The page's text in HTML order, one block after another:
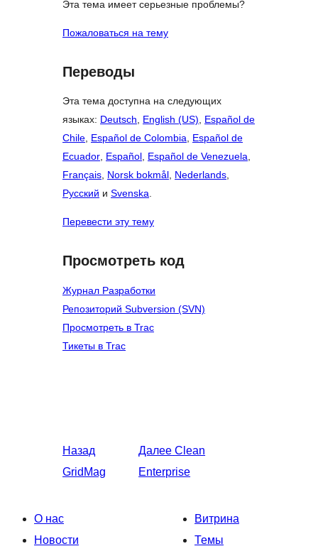
Эта тема имеет серьезные проблемы?
Пожаловаться на тему
Переводы
Эта тема доступна на следующих
языках: Deutsch, English (US), Español de
Chile, Español de Colombia, Español de
Ecuador, Español, Español de Venezuela,
Français, Norsk bokmål, Nederlands,
Русский и Svenska.
Перевести эту тему
Просмотреть код
Журнал Разработки
Репозиторий Subversion (SVN)
Просмотреть в Trac
Тикеты в Trac
Назад
GridMag
Далее Clean
Enterprise
О нас
Новости
Витрина
Темы